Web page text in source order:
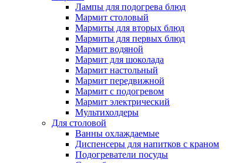
Лампы для подогрева блюд
Мармит столовый
Мармиты для вторых блюд
Мармиты для первых блюд
Мармит водяной
Мармит для шоколада
Мармит настольный
Мармит передвижной
Мармит с подогревом
Мармит электрический
Мультихолдеры
Для столовой
Ванны охлаждаемые
Диспенсеры для напитков с краном
Подогреватели посуды